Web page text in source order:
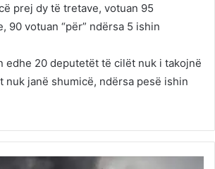
prej dy të tretave, votuan 95
90 votuan “për” ndërsa 5 ishin
edhe 20 deputetët të cilët nuk i takojnë
nuk janë shumicë, ndërsa pesë ishin